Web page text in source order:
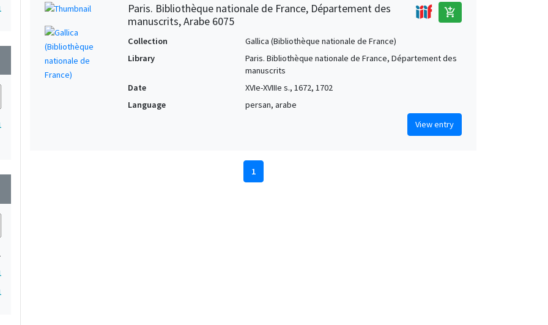
Paris. Bibliothèque nationale de France, Département des
manuscrits, Arabe 6075
add_shopping_cart
Collection
Gallica (Bibliothèque nationale de France)
Library
Paris. Bibliothèque nationale de France, Département des
manuscrits
Date
XVIe-XVIIIe s., 1672, 1702
Language
persan, arabe
View entry
1